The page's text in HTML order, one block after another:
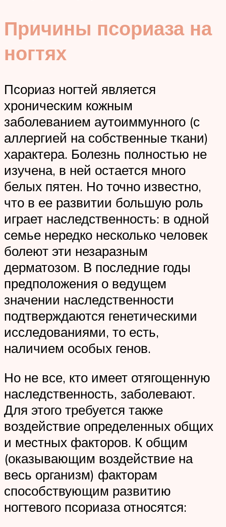
Причины псориаза на
ногтях
Псориаз ногтей является
хроническим кожным
заболеванием аутоиммунного (с
аллергией на собственные ткани)
характера. Болезнь полностью не
изучена, в ней остается много
белых пятен. Но точно известно,
что в ее развитии большую роль
играет наследственность: в одной
семье нередко несколько человек
болеют эти незаразным
дерматозом. В последние годы
предположения о ведущем
значении наследственности
подтверждаются генетическими
исследованиями, то есть,
наличием особых генов.
Но не все, кто имеет отягощенную
наследственность, заболевают.
Для этого требуется также
воздействие определенных общих
и местных факторов. К общим
(оказывающим воздействие на
весь организм) факторам
способствующим развитию
ногтевого псориаза относятся: